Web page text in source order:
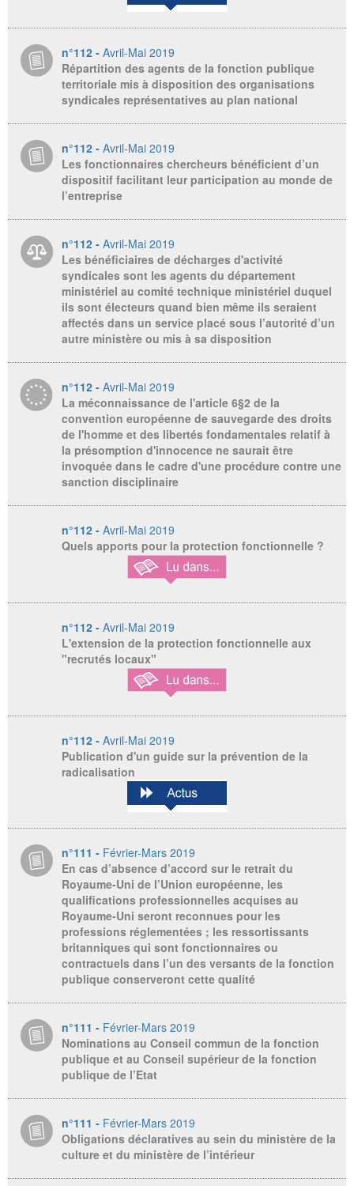
n°112 - Avril-Mai 2019
Répartition des agents de la fonction publique
territoriale mis à disposition des organisations
syndicales représentatives au plan national
n°112 - Avril-Mai 2019
Les fonctionnaires chercheurs bénéficient d’un
dispositif facilitant leur participation au monde de
l’entreprise
n°112 - Avril-Mai 2019
Les bénéficiaires de décharges d'activité
syndicales sont les agents du département
ministériel au comité technique ministériel duquel
ils sont électeurs quand bien même ils seraient
affectés dans un service placé sous l’autorité d’un
autre ministère ou mis à sa disposition
n°112 - Avril-Mai 2019
La méconnaissance de l'article 6§2 de la
convention européenne de sauvegarde des droits
de l'homme et des libertés fondamentales relatif à
la présomption d'innocence ne saurait être
invoquée dans le cadre d'une procédure contre une
sanction disciplinaire
n°112 - Avril-Mai 2019
Quels apports pour la protection fonctionnelle ?
n°112 - Avril-Mai 2019
L'extension de la protection fonctionnelle aux
"recrutés locaux"
n°112 - Avril-Mai 2019
Publication d'un guide sur la prévention de la
radicalisation
n°111 - Février-Mars 2019
En cas d’absence d’accord sur le retrait du
Royaume-Uni de l’Union européenne, les
qualifications professionnelles acquises au
Royaume-Uni seront reconnues pour les
professions réglementées ; les ressortissants
britanniques qui sont fonctionnaires ou
contractuels dans l’un des versants de la fonction
publique conserveront cette qualité
n°111 - Février-Mars 2019
Nominations au Conseil commun de la fonction
publique et au Conseil supérieur de la fonction
publique de l’Etat
n°111 - Février-Mars 2019
Obligations déclaratives au sein du ministère de la
culture et du ministère de l’intérieur